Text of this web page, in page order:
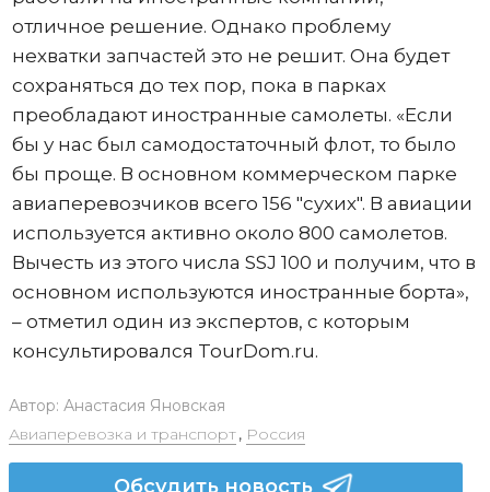
отличное решение. Однако проблему
нехватки запчастей это не решит. Она будет
сохраняться до тех пор, пока в парках
преобладают иностранные самолеты. «Если
бы у нас был самодостаточный флот, то было
бы проще. В основном коммерческом парке
авиаперевозчиков всего 156 "сухих". В авиации
используется активно около 800 самолетов.
Вычесть из этого числа SSJ 100 и получим, что в
основном используются иностранные борта»,
– отметил один из экспертов, с которым
консультировался TourDom.ru.
Автор: Анастасия Яновская
Авиаперевозка и транспорт, Россия
Обсудить новость